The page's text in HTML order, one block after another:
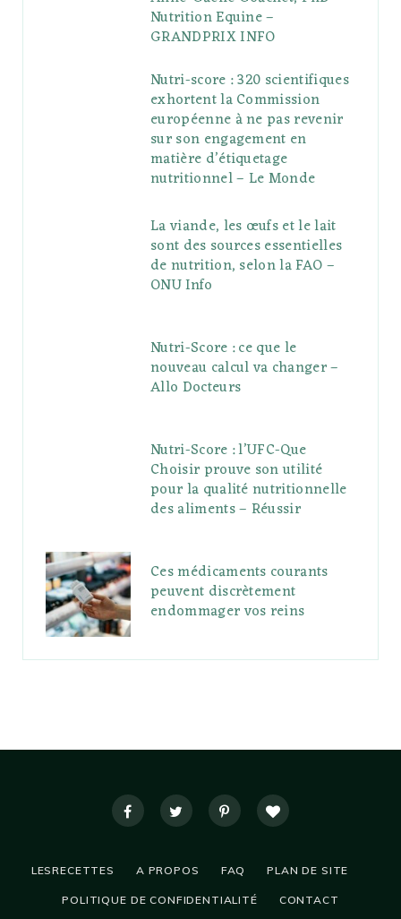
Nutrition Equine –
GRANDPRIX INFO
Nutri-score : 320 scientifiques
exhortent la Commission
européenne à ne pas revenir
sur son engagement en
matière d’étiquetage
nutritionnel – Le Monde
La viande, les œufs et le lait
sont des sources essentielles
de nutrition, selon la FAO –
ONU Info
Nutri-Score : ce que le
nouveau calcul va changer –
Allo Docteurs
Nutri-Score : l’UFC-Que
Choisir prouve son utilité
pour la qualité nutritionnelle
des aliments – Réussir
Ces médicaments courants
peuvent discrètement
endommager vos reins
LESRECETTES A PROPOS FAQ PLAN DE SITE
POLITIQUE DE CONFIDENTIALITÉ CONTACT